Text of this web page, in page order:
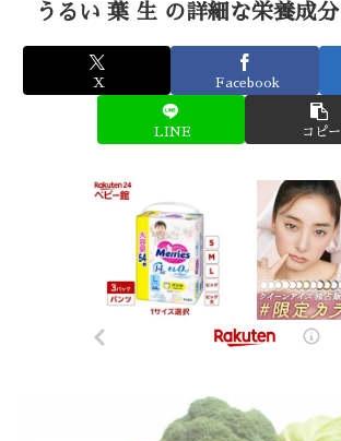
うるい 葉 生 の詳細な栄養成分
X Facebook
LINE コピー